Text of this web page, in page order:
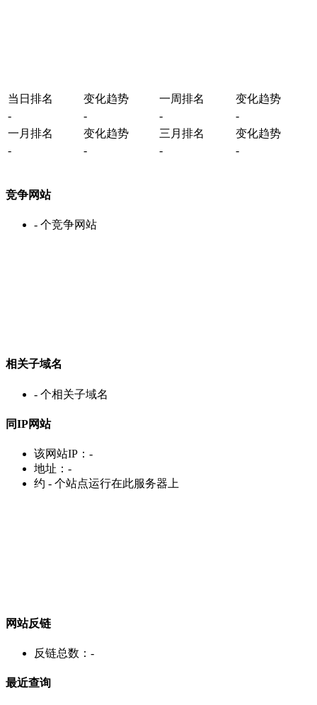
当日排名 变化趋势 一周排名
变化趋势
-
- -
-
一月排名
变化趋势 三月排名
变化趋势
-
- - -
竞争网站
- 个竞争网站
相关子域名
- 个相关子域名
同IP网站
该网站IP： -
地址： -
约 - 个站点运行在此服务器上
网站反链
反链总数： -
最近查询